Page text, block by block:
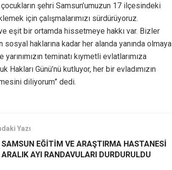
şehri Samsun’umuzun 17 ilçesindeki
için çalışmalarımızı sürdürüyoruz.
eşit bir ortamda hissetmeye hakkı var. Bizler
haklarına kadar her alanda yanında olmaya
teminatı kıymetli evlatlarımıza
Hakları Günü’nü kutluyor, her bir evladımızın
diliyorum” dedi.
Yazı
SAMSUN EĞİTİM VE ARAŞTIRMA HASTANESİ
ARALIK AYI RANDAVULARI DURDURULDU